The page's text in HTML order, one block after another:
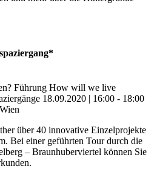
Führung How will we live
18.09.2020 | 16:00 - 18:00
über 40 innovative Einzelprojekte
Bei einer geführten Tour durch die
– Braunhuberviertel können Sie